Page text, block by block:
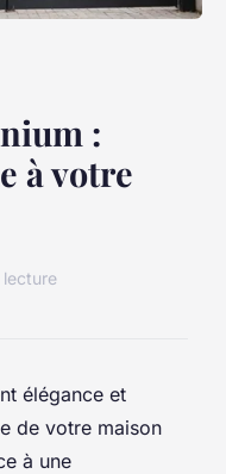
:
à votre
lecture
élégance et
de votre maison
à une